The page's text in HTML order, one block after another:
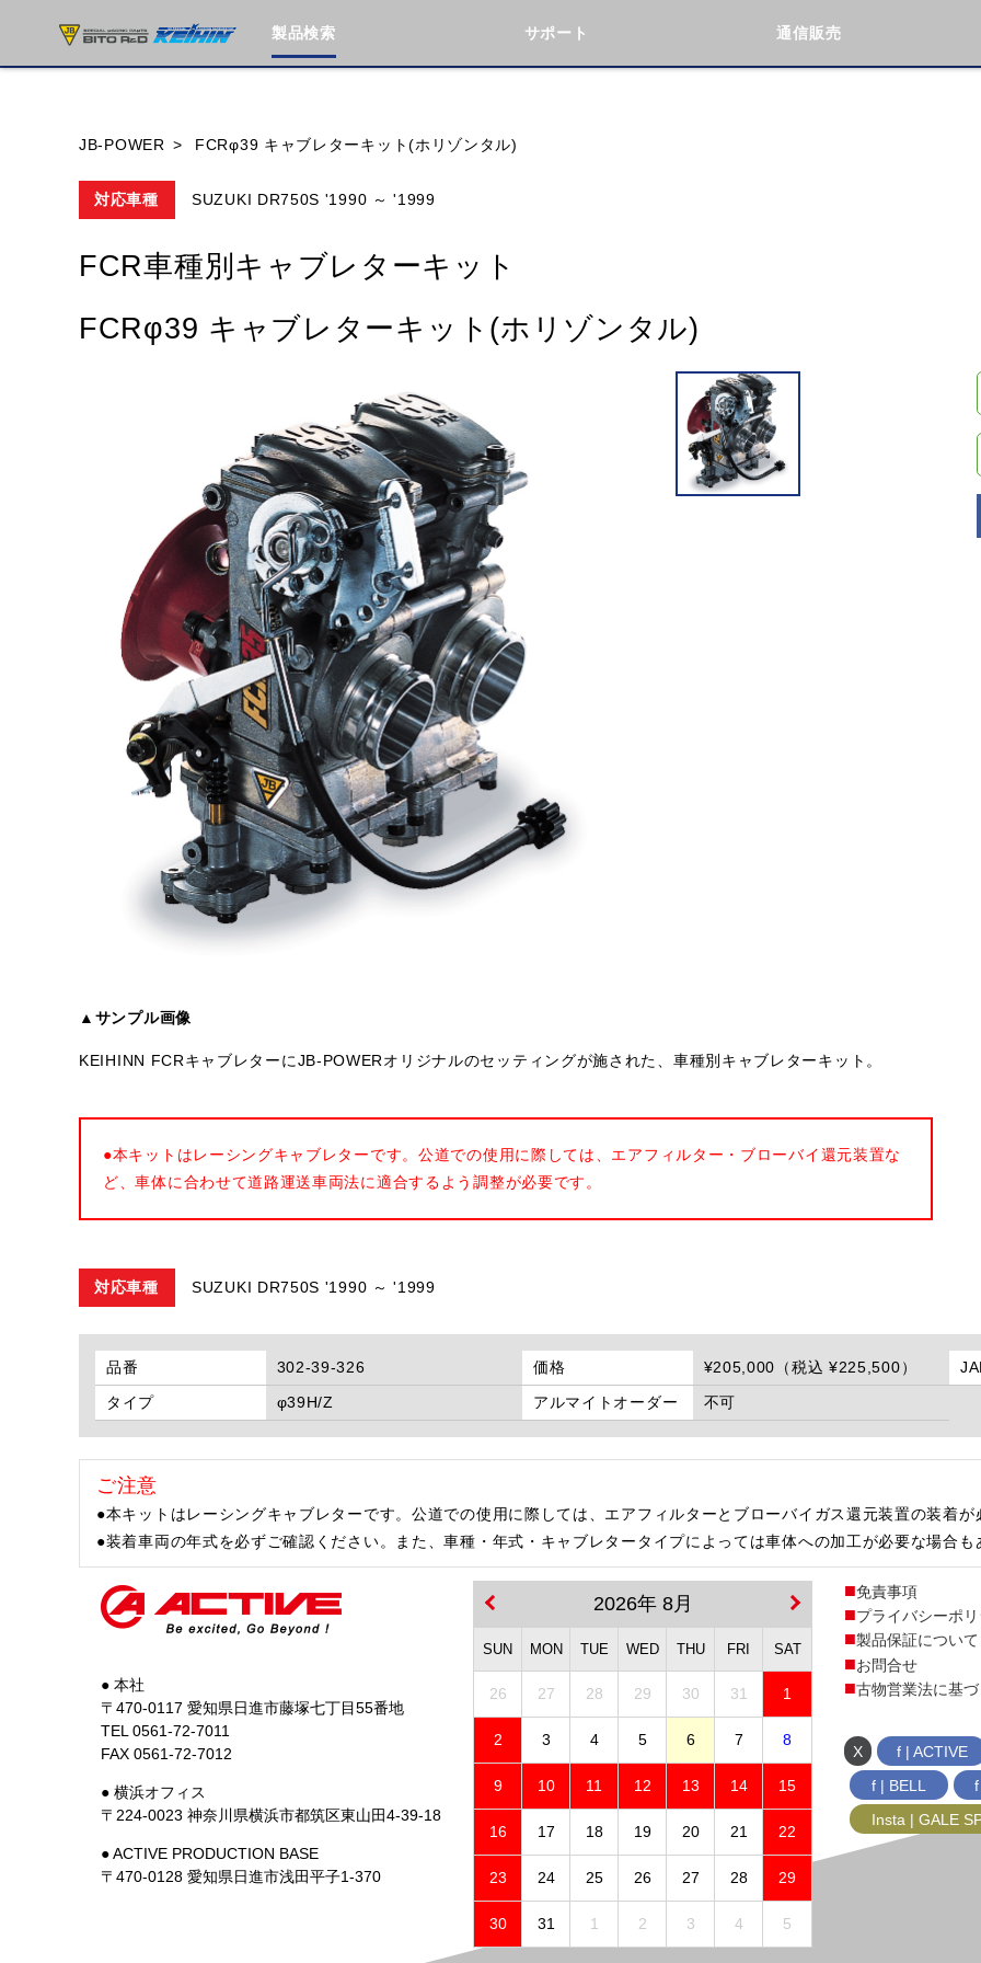
製品検索 サポート 通信販売
閉じる
JB-POWER FCRφ39 キャブレターキット(ホリゾンタル)
対応車種 SUZUKI DR750S '1990 ～ '1999
FCR車種別キャブレターキット
FCRφ39 キャブレターキット(ホリゾンタル)
▲サンプル画像
KEIHINN FCRキャブレターにJB-POWERオリジナルのセッティングが施された、車種別キャブレターキット。
●本キットはレーシングキャブレターです。公道での使用に際しては、エアフィルター・ブローバイ還元装置な
ど、車体に合わせて道路運送車両法に適合するよう調整が必要です。
対応車種 SUZUKI DR750S '1990 ～ '1999
品番 302-39-326 価格 ¥205,000（税込 ¥225,500）
タイプ
φ39H/Z アルマイトオーダー 不可
ご注意
●本キットはレーシングキャブレターです。公道での使用に際しては、エアフィルターとブローバイガス還元装置の装着が
●装着車両の年式を必ずご確認ください。また、車種・年式・キャブレタータイプによっては車体への加工が必要な場合
● 本社
〒470-0117 愛知県日進市藤塚七丁目55番地
TEL 0561-72-7011
FAX 0561-72-7012
● 横浜オフィス
〒224-0023 神奈川県横浜市都筑区東山田4-39-18
● ACTIVE PRODUCTION BASE
〒470-0128 愛知県日進市浅田平子1-370
2026年 8月
SUN MON TUE WED THU FRI SAT
26 27 28 29 30 31 1
2 3 4 5 6 7 8
9 10 11 12 13 14 15
16 17 18 19 20 21 22
23 24 25 26 27 28 29
30 31 1 2 3 4 5
免責事項
プライバシーポ
製品保証について
お問合せ
古物営業法に基
X
f | ACTIVE
f | BELL
Insta | GALE